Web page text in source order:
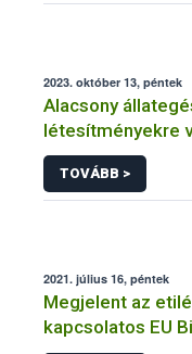
2023. október 13, péntek
Alacsony
létesítményekre
TOVÁBB >
2021. július 16, péntek
Megjelent az
kapcsolatos EU